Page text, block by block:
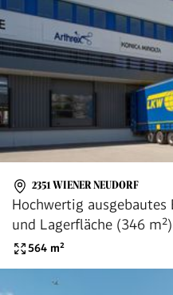
2351 WIENER NEUDORF
Hochwertig ausgebautes
und Lagerfläche (346
provisionsfrei - WALTER
564 m²